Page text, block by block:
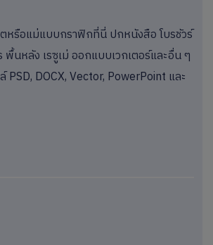
หรือแม่แบบกราฟิกที่นี่ ปกหนังสือ โบรชัวร์
นหลัง เรซูเม่ ออกแบบเวกเตอร์และอื่น ๆ
DOCX, Vector, PowerPoint และ